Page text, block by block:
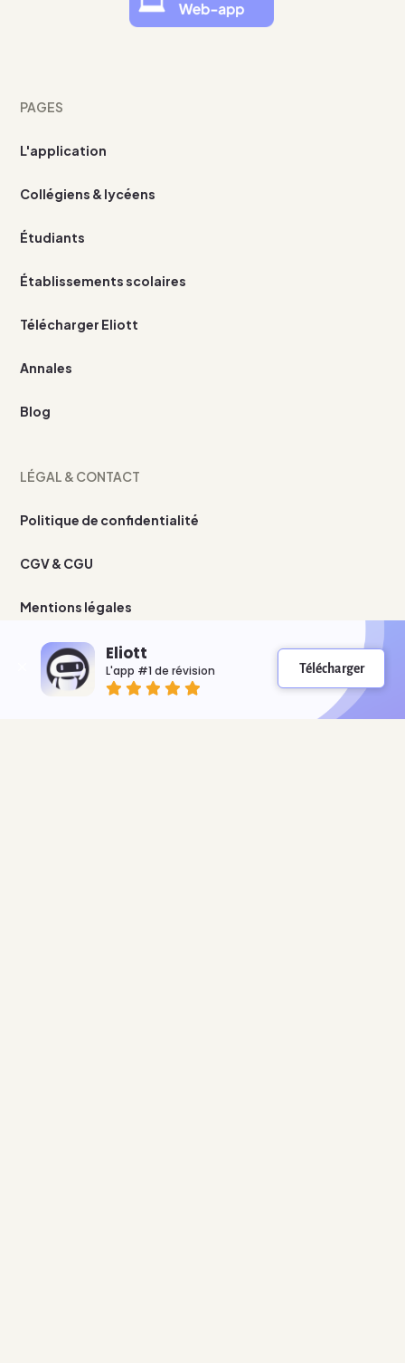
PAGES
L'application
Collégiens & lycéens
Étudiants
Établissements scolaires
Télécharger Eliott
Annales
Blog
LÉGAL & CONTACT
Politique de confidentialité
CGV & CGU
Mentions légales
Nous contacterEliott
L'app #1 de révision Télécharger